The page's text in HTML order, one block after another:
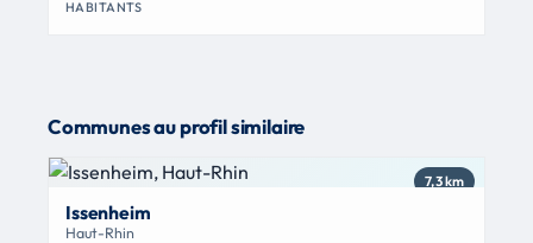
HABITANTS
Communes au profil similaire
7,3 km
Issenheim
Haut-Rhin